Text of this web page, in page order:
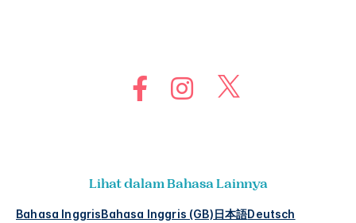
Lihat dalam Bahasa Lainnya
Bahasa InggrisBahasa Inggris (GB)日本語Deutsch